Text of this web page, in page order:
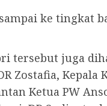
ke tingkat
tersebut juga
Zostafia, Kepala
Ketua PW